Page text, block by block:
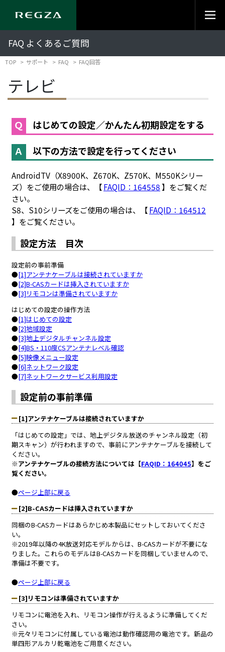
FAQ よくあるご質問
TOP サポート FAQ FAQ回答
テレビ